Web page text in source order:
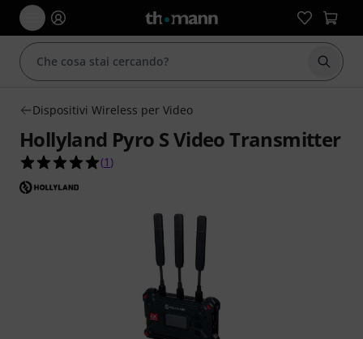
Dispositivi Wireless per Video
Hollyland Pyro S Video Transmitter
5.0 su 5 stelle su 1 valutazioni dei clienti
(1 )